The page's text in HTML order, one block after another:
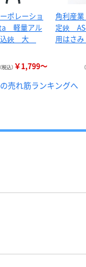
ポレーショ
軽量アル
込鋏 大
（税込） ￥1,799～
角利産
定鋏
用はさ
売れ筋ランキングへ